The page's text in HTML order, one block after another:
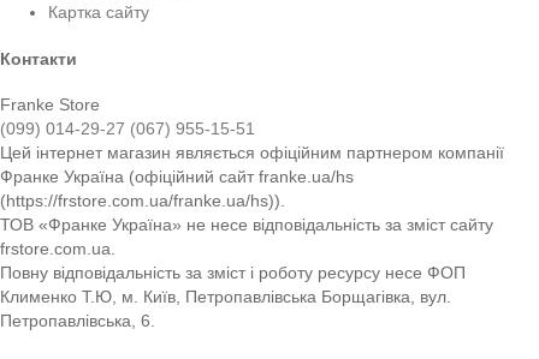
Картка сайту
Контакти
Franke Store
(099) 014-29-27 (067) 955-15-51
Цей інтернет магазин являється офіційним партнером компанії
Франке Україна (офіційний сайт franke.ua/hs
(https://frstore.com.ua/franke.ua/hs)).
ТОВ «Франке Україна» не несе відповідальність за зміст сайту
frstore.com.ua.
Повну відповідальність за зміст і роботу ресурсу несе ФОП
Клименко Т.Ю, м. Київ, Петропавлівська Борщагівка, вул.
Петропавлівська, 6.